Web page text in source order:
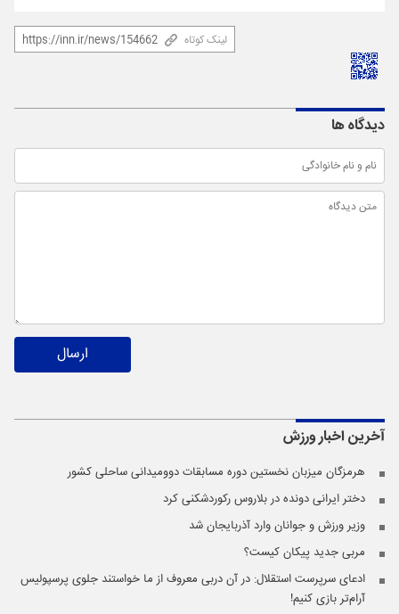
لینک کوتاه
دیدگاه ها
ارسال
آخرین اخبارورزش
هرمزگان میزبان نخستین دوره مسابقات دوومیدانی ساحلی کشور
دختر ایرانی دونده در بلاروس رکوردشکنی کرد
وزیر ورزش و جوانان وارد آذربایجان شد
مربی جدید پیکان کیست؟
ادعای سرپرست استقلال: در آن دربی معروف از ما خواستند جلوی پرسپولیس
آرام‌تر بازی کنیم!